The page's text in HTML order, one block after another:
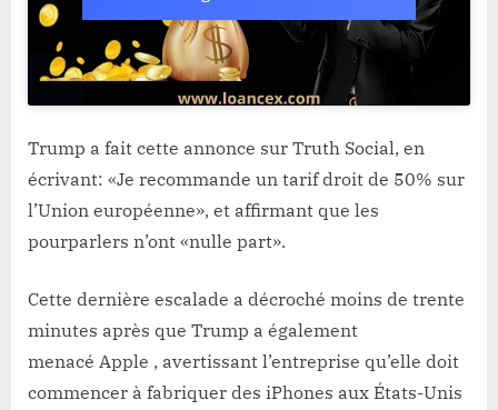
Trump a fait cette annonce sur Truth Social, en
écrivant: «Je recommande un tarif droit de 50% sur
l’Union européenne», et affirmant que les
pourparlers n’ont «nulle part».
Cette dernière escalade a décroché moins de trente
minutes après que Trump a également
menacé Apple , avertissant l’entreprise qu’elle doit
commencer à fabriquer des iPhones aux États-Unis